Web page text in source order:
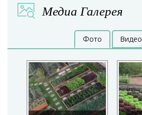
Медиа Галерея
Фото Видео